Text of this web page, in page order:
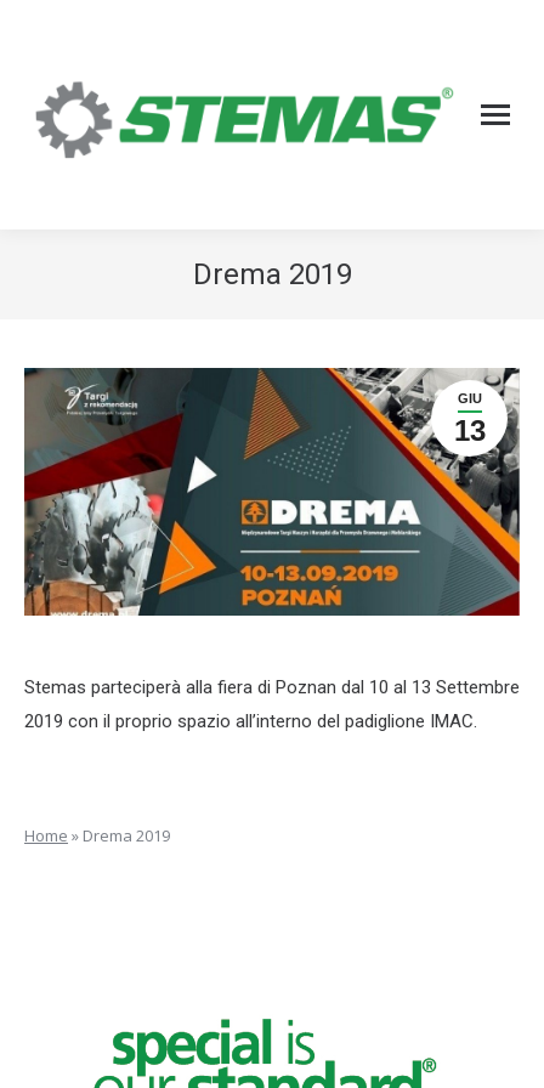
Drema 2019
GIU
13
Stemas parteciperà alla fiera di Poznan dal 10 al 13 Settembre
2019 con il proprio spazio all’interno del padiglione IMAC.
Home » Drema 2019